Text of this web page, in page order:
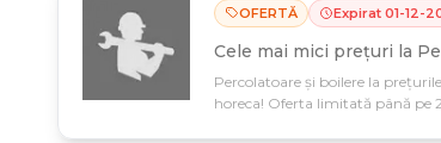
OFERTĂ Expirat 01-12-
Cele mai mici prețuri la
Percolatoare și boilere la
horeca! Oferta limitată până pe